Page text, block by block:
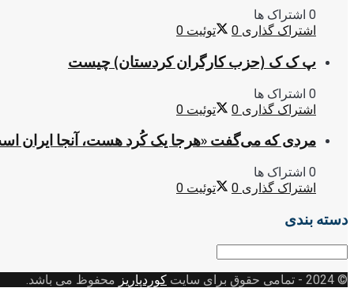
0 اشتراک ها
اشتراک گذاری 0 توئیت 0
پ ک ک (حزب کارگران کردستان) چیست
0 اشتراک ها
اشتراک گذاری 0 توئیت 0
مردی که می‌گفت «هرجا یک کُرد هست، آنجا ایران
0 اشتراک ها
اشتراک گذاری 0 توئیت 0
دسته بندی
دسته
© 2024
- تمامی حقوق برای سایت کوردپاریز محفوظ می باشد.